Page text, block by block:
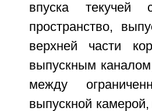
впуска текучей
пространство,
верхней части
выпускным
между
выпускной